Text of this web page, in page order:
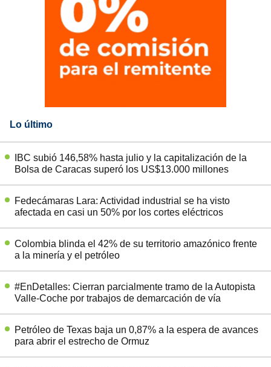
Lo último
IBC subió 146,58% hasta julio y la capitalización de la
Bolsa de Caracas superó los US$13.000 millones
Fedecámaras Lara: Actividad industrial se ha visto
afectada en casi un 50% por los cortes eléctricos
Colombia blinda el 42% de su territorio amazónico frente
a la minería y el petróleo
#EnDetalles: Cierran parcialmente tramo de la Autopista
Valle-Coche por trabajos de demarcación de vía
Petróleo de Texas baja un 0,87% a la espera de avances
para abrir el estrecho de Ormuz